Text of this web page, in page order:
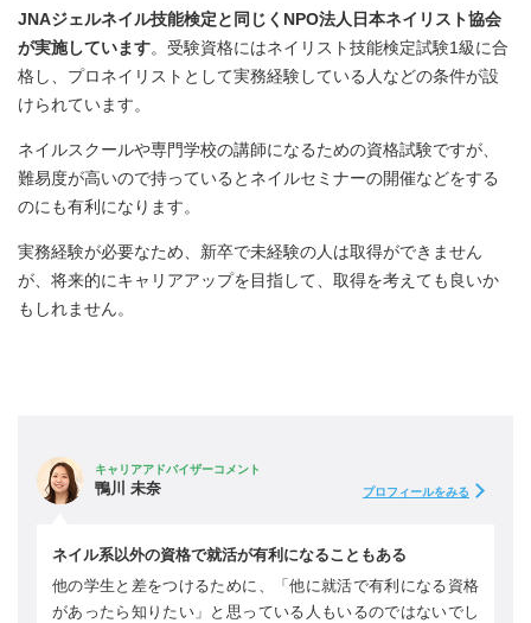
JNAジェルネイル技能検定と同じくNPO法人日本ネイリスト協会
が実施しています。受験資格にはネイリスト技能検定試験1級に合
格し、プロネイリストとして実務経験している人などの条件が設
けられています。
ネイルスクールや専門学校の講師になるための資格試験ですが、
難易度が高いので持っているとネイルセミナーの開催などをする
のにも有利になります。
実務経験が必要なため、新卒で未経験の人は取得ができません
が、将来的にキャリアアップを目指して、取得を考えても良いか
もしれません。
キャリアアドバイザーコメント
鴨川 未奈 プロフィールをみる
ネイル系以外の資格で就活が有利になることもある
他の学生と差をつけるために、「他に就活で有利になる資格
があったら知りたい」と思っている人もいるのではないでし